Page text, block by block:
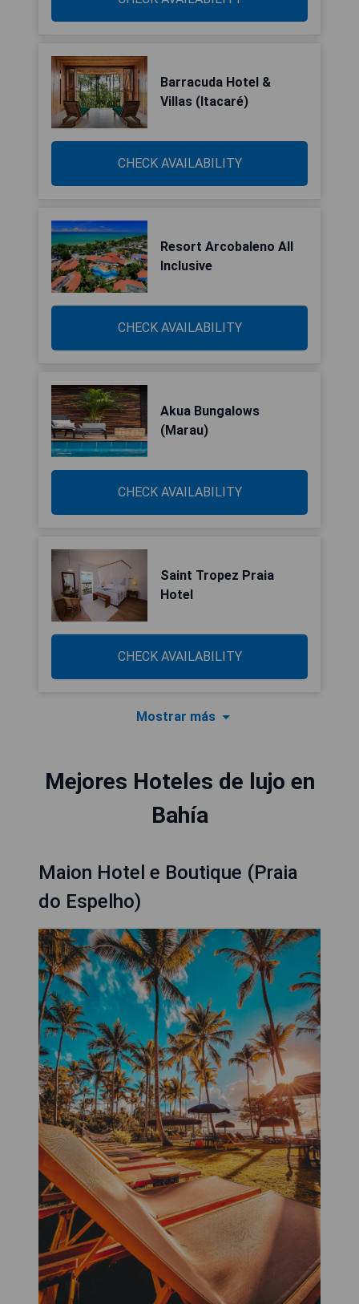
Barracuda Hotel &
Villas (Itacaré)
CHECK AVAILABILITY
Resort Arcobaleno All
Inclusive
CHECK AVAILABILITY
Akua Bungalows
(Marau)
CHECK AVAILABILITY
Saint Tropez Praia
Hotel
CHECK AVAILABILITY
Mostrar más
Mejores Hoteles de lujo en
Bahía
Maion Hotel e Boutique (Praia
do Espelho)